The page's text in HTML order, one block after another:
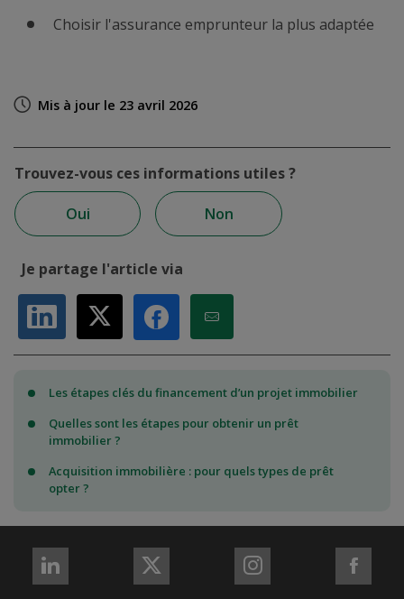
Choisir l'assurance emprunteur la plus adaptée
Mis à jour le 23 avril 2026
Trouvez-vous ces informations utiles ?
Oui Non
Je partage l'article via
Partager sur LinkedIn
Partager sur XPartager sur Facebook
Partager par Email
Les étapes clés du financement d’un projet immobilier
Quelles sont les étapes pour obtenir un prêt
immobilier ?
Acquisition immobilière : pour quels types de prêt
opter ?
REJOIGNEZ-
REJOIGNEZ-